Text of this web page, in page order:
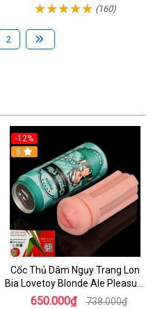
(160)
2
-12%
5
Cốc Thủ Dâm Ngụy Trang Lon
Bia Lovetoy Blonde Ale Pleasure
Brew Độc Đáo
650.000₫ 738.000₫